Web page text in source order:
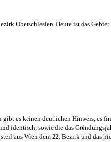
Oberschlesien. Heute ist das Gebiet
gibt es keinen deutlichen Hinweis, es
identisch, sowie die das
aus Wien dem 22. Bezirk und das